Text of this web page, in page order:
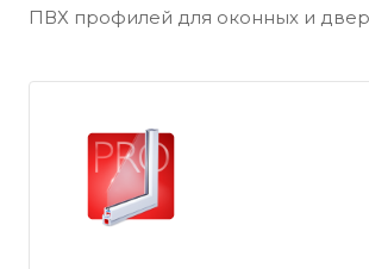
ПВХ профилей для оконных и